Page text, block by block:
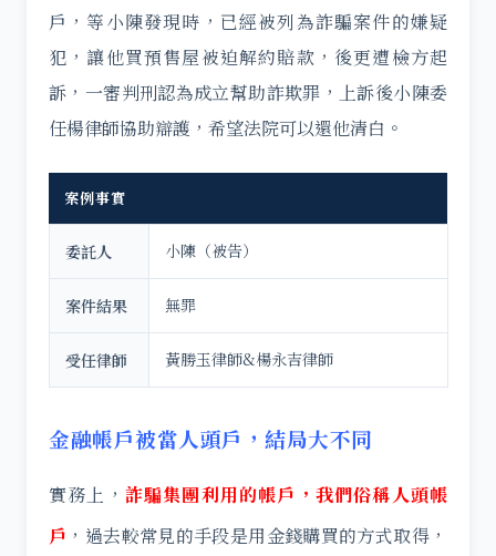
戶，等小陳發現時，已經被列為詐騙案件的嫌疑
犯，讓他買預售屋被迫解約賠款，後更遭檢方起
訴，一審判刑認為成立幫助詐欺罪，上訴後小陳委
任楊律師協助辯護，希望法院可以還他清白。
案例事實
委託人 小陳（被告）
案件結果 無罪
受任律師 黃勝玉律師&楊永吉律師
金融帳戶被當人頭戶，結局大不同
實務上， 詐騙集團利用的帳戶，我們俗稱人頭帳
戶 ，過去較常見的手段是用金錢購買的方式取得，